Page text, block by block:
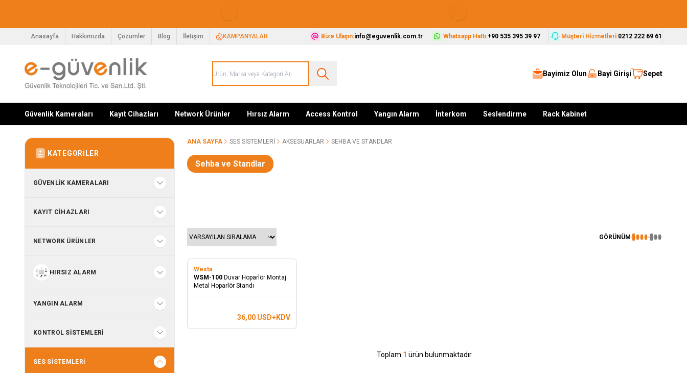
Anasayfa Hakkımızda Çözümler Blog İletişim KAMPANYALAR Bize Ulaşın:info@eguvenlik.com.tr Whatsapp Hattı:+90 535 395 39 97 Müşteri Hizmetleri:0212 222 69 61
Bayimiz Olun Bayi Girişi Sepet
Güvenlik Kameraları Kayıt Cihazları Network Ürünler Hırsız Alarm Access Kontrol Yangın Alarm İnterkom Seslendirme Rack Kabinet
KATEGORILER
GÜVENLIK KAMERALARI
KAYIT CIHAZLARI
NETWORK ÜRÜNLER
HIRSIZ ALARM
YANGIN ALARM
KONTROL SISTEMLERI
SES SISTEMLERI
ANA SAYFA SES SISTEMLERI AKSESUARLAR SEHBA VE STANDLAR
Sehba ve Standlar
GÖRÜNÜM
Westa
WSM-100 Duvar Hoparlör Montaj
Metal Hoparlör Standı
36,00USD+KDV
Toplam 1 ürün bulunmaktadır.